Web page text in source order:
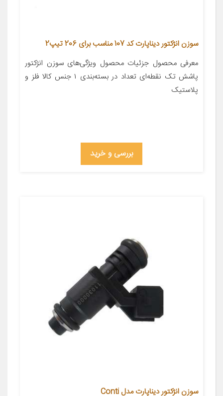
سوزن انژکتور دیناپارت کد 107 مناسب برای 206 تیپ2
معرفی محصول جزئیات محصول ویژگی‌های سوزن انژکتور
پاشش تک نقطه‌ای تعداد در بسته‌بندی ۱ جنس کالا فلز و
پلاستیک
بررسی و خرید
سوزن انژکتور دیناپارت مدل Conti